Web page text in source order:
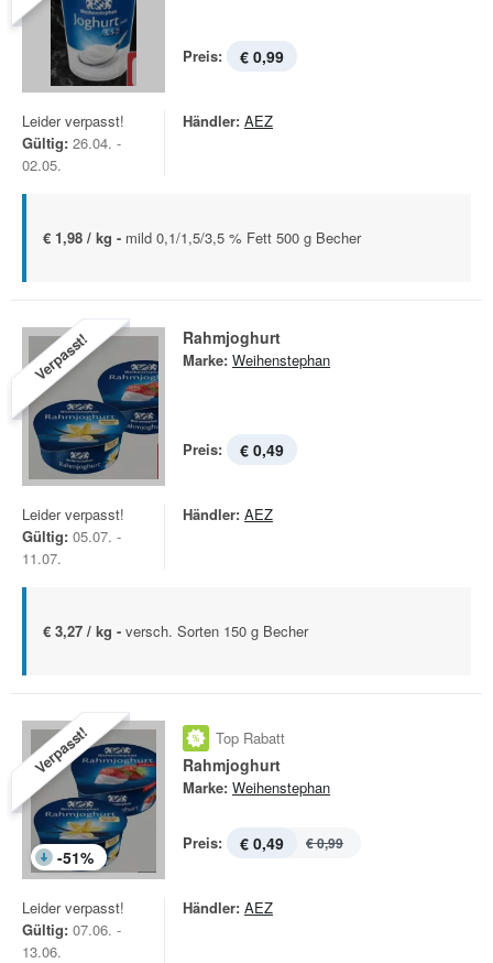
Preis: € 0,99
Leider verpasst!
Gültig: 26.04. -
02.05.
Händler: AEZ
€ 1,98 / kg - mild 0,1/1,5/3,5 % Fett 500 g Becher
Verpasst! Rahmjoghurt
Marke: Weihenstephan
Preis: € 0,49
Leider verpasst!
Gültig: 05.07. -
11.07.
Händler: AEZ
€ 3,27 / kg - versch. Sorten 150 g Becher
Verpasst!
-51%
Top Rabatt
Rahmjoghurt
Marke: Weihenstephan
Preis: € 0,49 € 0,99
Leider verpasst!
Gültig: 07.06. -
13.06.
Händler: AEZ